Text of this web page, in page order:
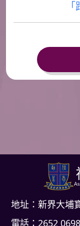
地址：新界大埔
電話：2652 0698